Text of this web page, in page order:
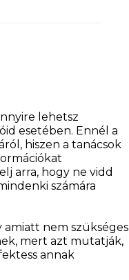
lehetsz
esetében. Ennél a
hiszen a tanácsok
arra, hogy ne vidd
számára
amiatt nem szükséges
mert azt mutatják,
annak